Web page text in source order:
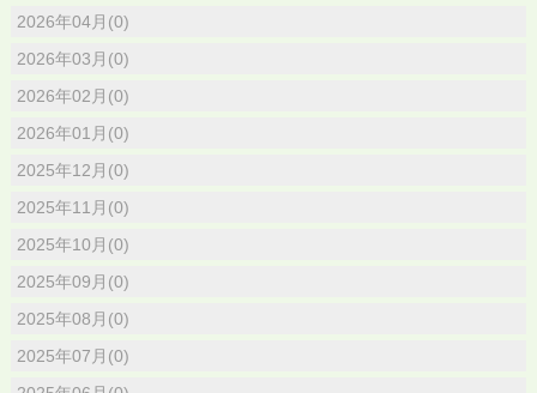
2026年04月(0)
2026年03月(0)
2026年02月(0)
2026年01月(0)
2025年12月(0)
2025年11月(0)
2025年10月(0)
2025年09月(0)
2025年08月(0)
2025年07月(0)